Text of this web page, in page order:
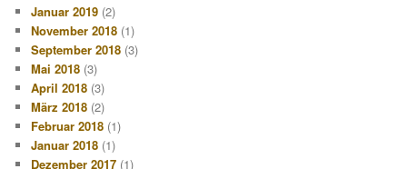
Januar 2019 (2)
November 2018 (1)
September 2018 (3)
Mai 2018 (3)
April 2018 (3)
März 2018 (2)
Februar 2018 (1)
Januar 2018 (1)
Dezember 2017 (1)